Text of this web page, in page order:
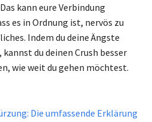
kann eure Verbindung
es in Ordnung ist, nervös zu
Indem du deine Ängste
du deinen Crush besser
wie weit du gehen möchtest.
Die umfassende Erklärung